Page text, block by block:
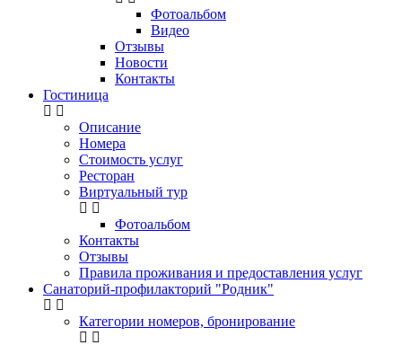
Фотоальбом
Видео
Отзывы
Новости
Контакты
Гостиница
Описание
Номера
Стоимость услуг
Ресторан
Виртуальный тур
Фотоальбом
Контакты
Отзывы
Правила проживания и предоставления услуг
Санаторий-профилакторий "Родник"
Категории номеров, бронирование